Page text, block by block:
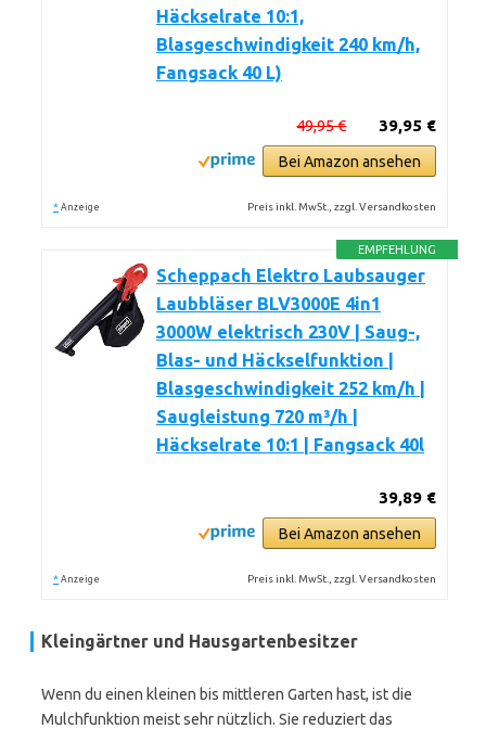
Häckselrate 10:1,
Blasgeschwindigkeit 240 km/h,
Fangsack 40 L)
39,95 €
49,95 €
Bei Amazon ansehen
* Anzeige Preis inkl. MwSt., zzgl. Versandkosten
EMPFEHLUNG
Scheppach Elektro Laubsauger
Laubbläser BLV3000E 4in1
3000W elektrisch 230V | Saug-,
Blas- und Häckselfunktion |
Blasgeschwindigkeit 252 km/h |
Saugleistung 720 m³/h |
Häckselrate 10:1 | Fangsack 40l
39,89 €
Bei Amazon ansehen
* Anzeige Preis inkl. MwSt., zzgl. Versandkosten
Kleingärtner und Hausgartenbesitzer
Wenn du einen kleinen bis mittleren Garten hast, ist die
Mulchfunktion meist sehr nützlich. Sie reduziert das